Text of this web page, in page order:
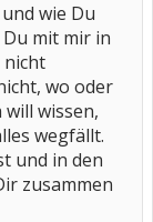
wie Du
mit mir in
nicht
wo oder
wissen,
wegfällt.
und in den
zusammen